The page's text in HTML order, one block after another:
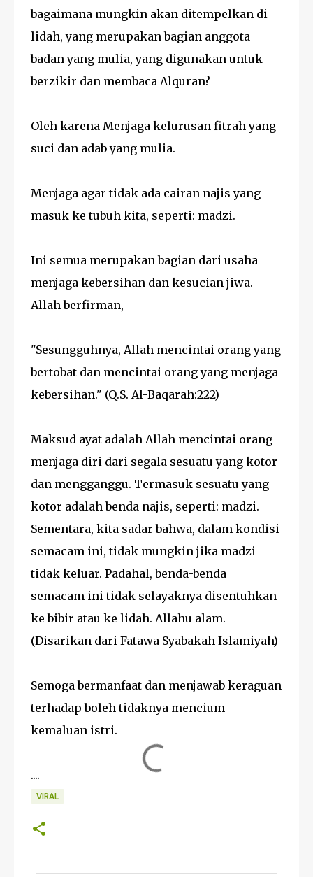
bagaimana mungkin akan ditempelkan di
lidah, yang merupakan bagian anggota
badan yang mulia, yang digunakan untuk
berzikir dan membaca Alquran?
Oleh karena Menjaga kelurusan fitrah yang
suci dan adab yang mulia.
Menjaga agar tidak ada cairan najis yang
masuk ke tubuh kita, seperti: madzi.
Ini semua merupakan bagian dari usaha
menjaga kebersihan dan kesucian jiwa.
Allah berfirman,
"Sesungguhnya, Allah mencintai orang yang
bertobat dan mencintai orang yang menjaga
kebersihan." (Q.S. Al-Baqarah:222)
Maksud ayat adalah Allah mencintai orang
menjaga diri dari segala sesuatu yang kotor
dan mengganggu. Termasuk sesuatu yang
kotor adalah benda najis, seperti: madzi.
Sementara, kita sadar bahwa, dalam kondisi
semacam ini, tidak mungkin jika madzi
tidak keluar. Padahal, benda-benda
semacam ini tidak selayaknya disentuhkan
ke bibir atau ke lidah. Allahu alam.
(Disarikan dari Fatawa Syabakah Islamiyah)
Semoga bermanfaat dan menjawab keraguan
terhadap boleh tidaknya mencium
kemaluan istri.
....
VIRAL